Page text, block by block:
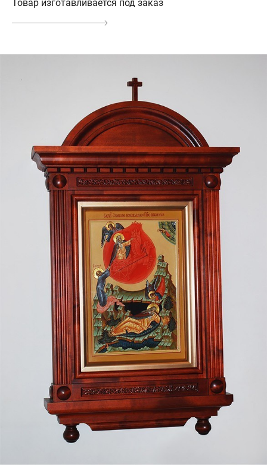
Товар изготавливается под заказ